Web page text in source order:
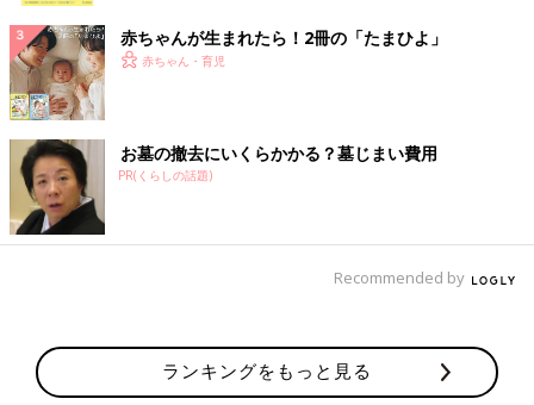
の牛乳を選べば、使用後はサッと洗うだけでリユースへ。家事の
手間を減らせて環境も守ることができます」
毎日のように使う洗剤も、用途ごとに使い分けたり、空き容器の
分別をするのに手間がかかります。「生活クラブの固型石けんな
ら、手や体を洗うのはもちろん、洗濯や食器洗いまで何にでも使
えて安上がり。川や海の水も汚さない。これは続けない理由がな
いですよね」
シンプルライフを追求することで、時間や気持ちのゆとりが生ま
れて、未来の地球環境を守ることにもなるのだとマキさんは語っ
次はいよいよマキさんの「家族にバレない手抜きごはん」のコツ
です！
赤ちゃんが生まれたら！2冊の「たまひよ」
赤ちゃん・育児
お墓の撤去にいくらかかる？墓じまい費用
PR(くらしの話題)
Recommended by
ランキングをもっと見る